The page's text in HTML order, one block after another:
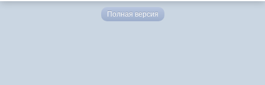
Полная версия